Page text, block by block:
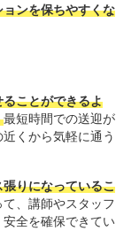
ンを保ちやすくな
ことができるよ
最短時間での送迎が
くから気軽に通う
りになっているこ
、講師やスタッフ
全を確保できてい